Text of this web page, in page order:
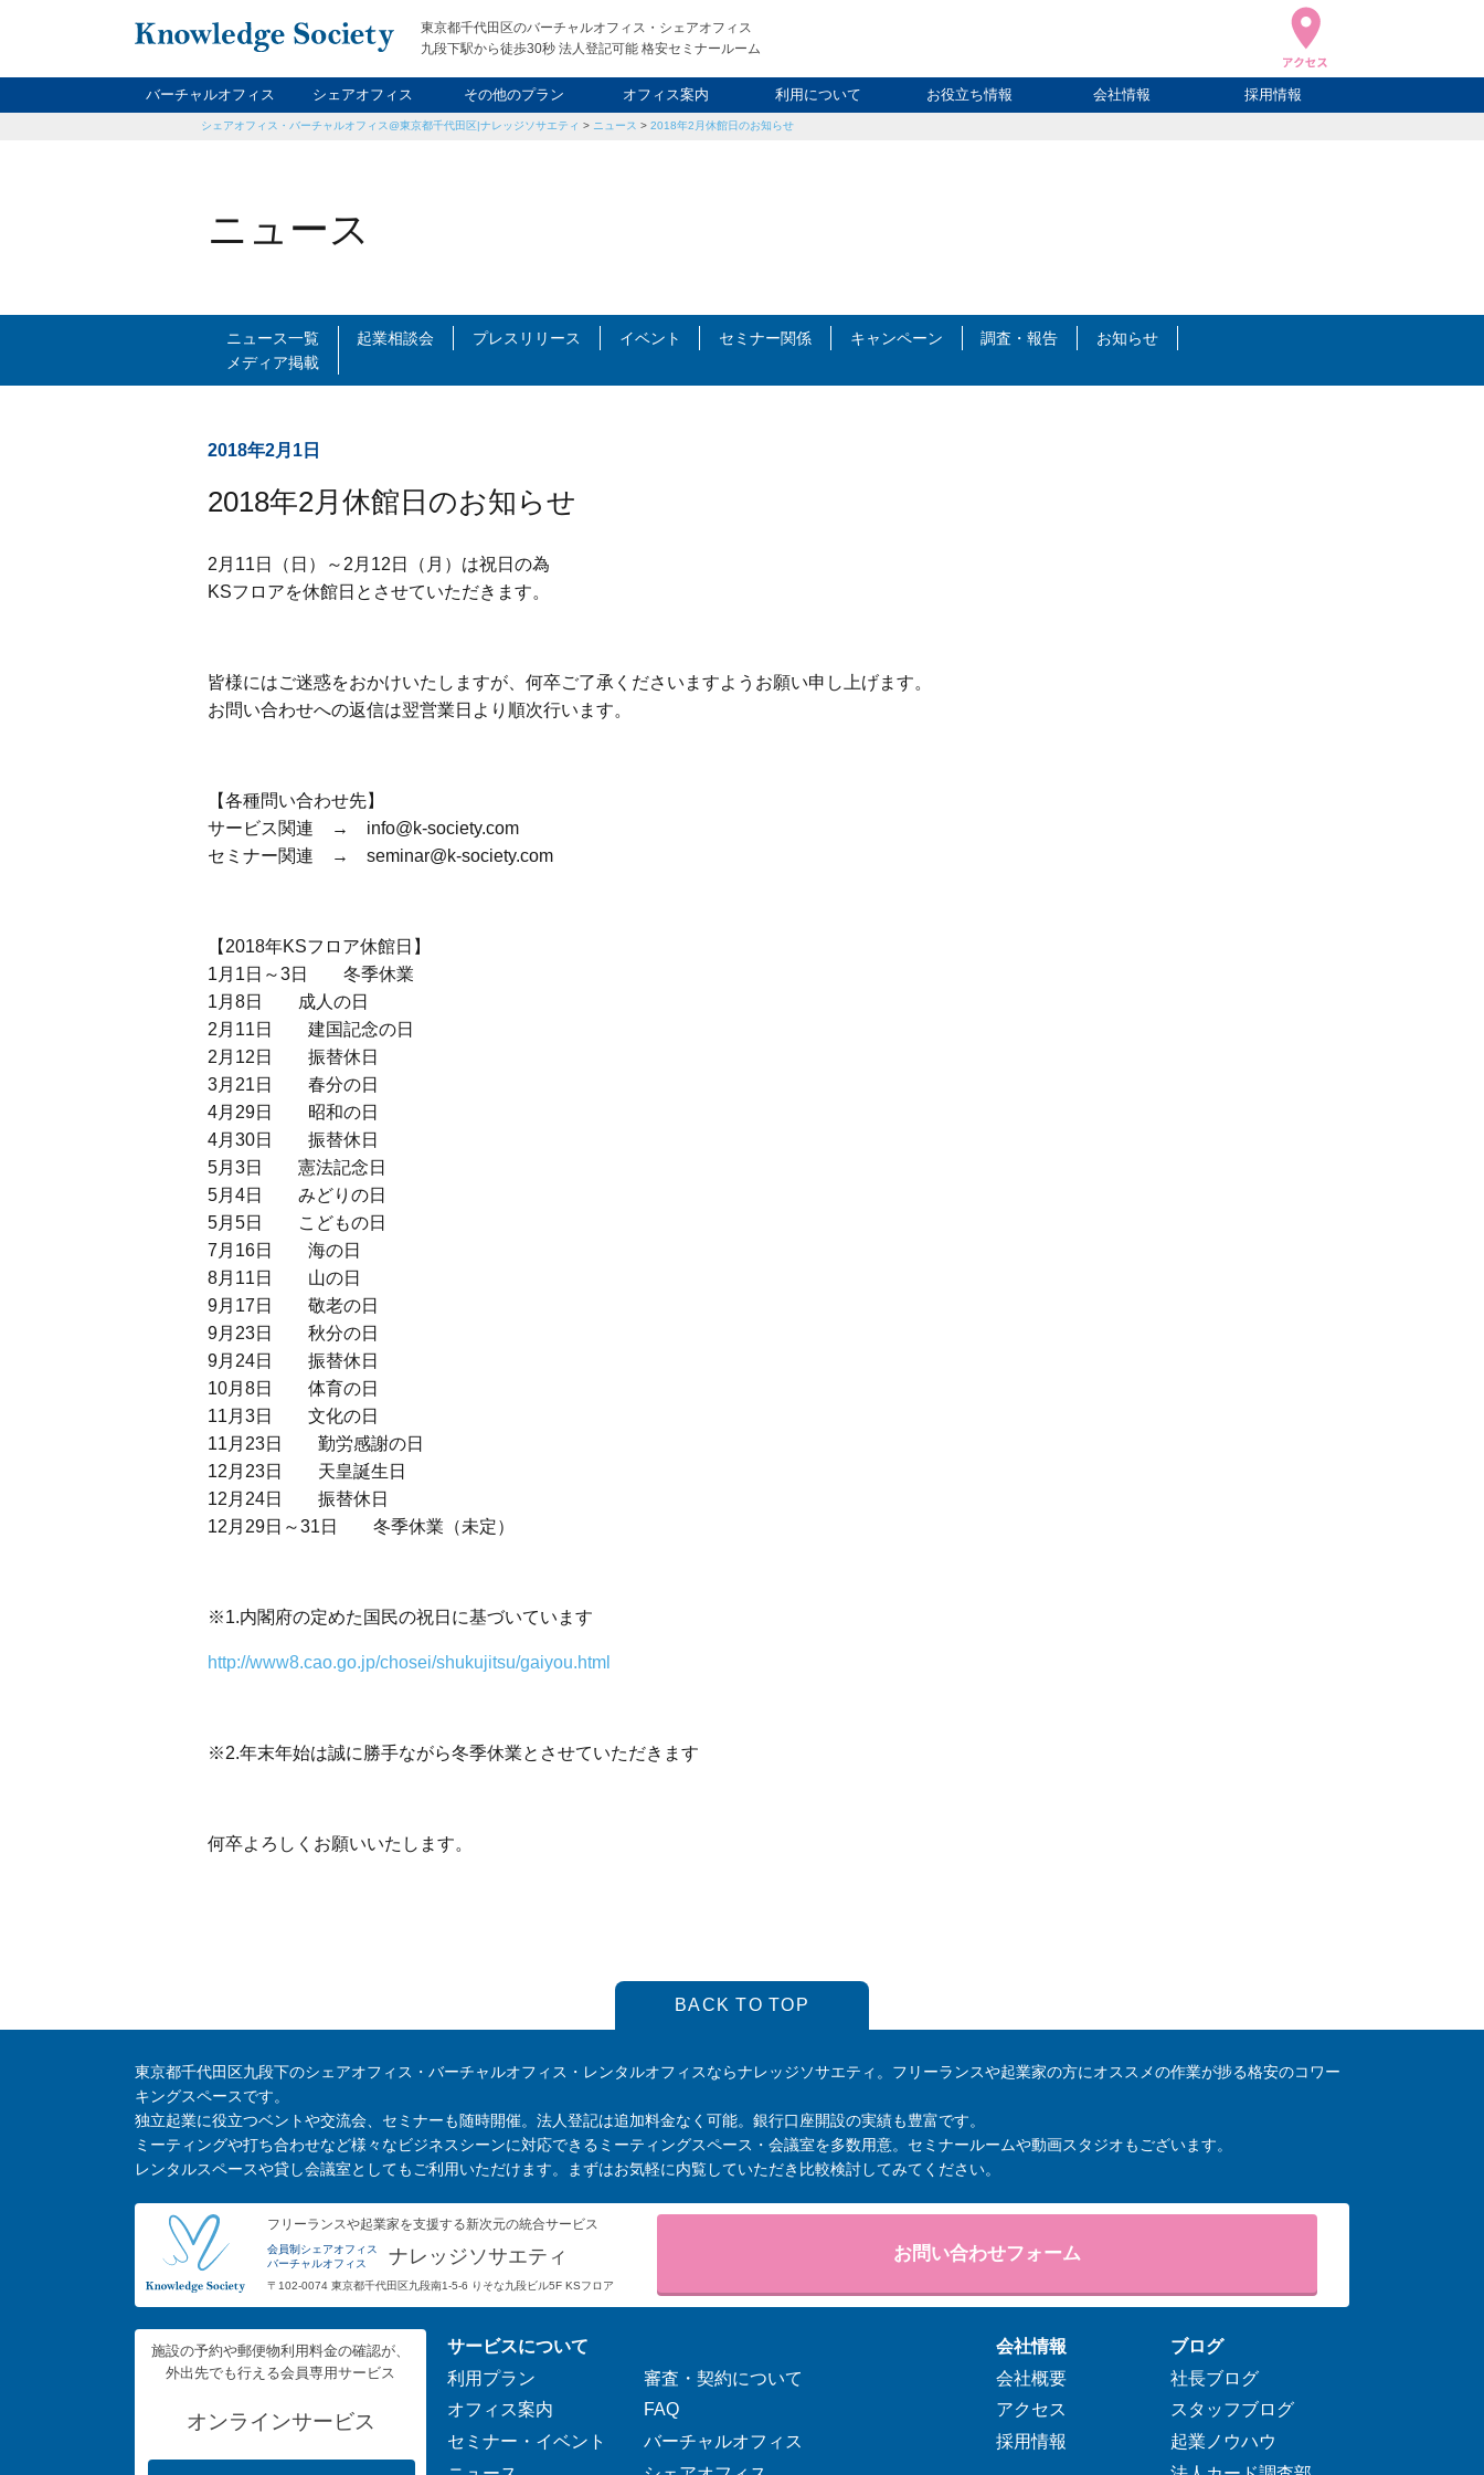
東京都千代田区のバーチャルオフィス・シェアオフィス
九段下駅から徒歩30秒 法人登記可能 格安セミナールーム
バーチャルオフィス シェアオフィス その他のプラン
レンタルオフィス
ナイト&ウィークエンド
貸し会議室
オフィス案内 利用について
利用料金
申込について
お役立ち情報 会社情報 採用情報
シェアオフィス・バーチャルオフィス@東京都千代田区|ナレッジソサエティ > ニュース > 2018年2月休館日のお知らせ
ニュース
ニュース一覧 起業相談会 プレスリリース イベント セミナー関係 キャンペーン 調査・報告
お知らせ
メディア掲載
2018年2月1日
2018年2月休館日のお知らせ
2月11日（日）～2月12日（月）は祝日の為
KSフロアを休館日とさせていただきます。
皆様にはご迷惑をおかけいたしますが、何卒ご了承くださいますようお願い申し上げます。
お問い合わせへの返信は翌営業日より順次行います。
【各種問い合わせ先】
サービス関連 → info@k-society.com
セミナー関連 → seminar@k-society.com
【2018年KSフロア休館日】
1月1日～3日 冬季休業
1月8日 成人の日
2月11日 建国記念の日
2月12日 振替休日
3月21日 春分の日
4月29日 昭和の日
4月30日 振替休日
5月3日 憲法記念日
5月4日 みどりの日
5月5日 こどもの日
7月16日 海の日
8月11日 山の日
9月17日 敬老の日
9月23日 秋分の日
9月24日 振替休日
10月8日 体育の日
11月3日 文化の日
11月23日 勤労感謝の日
12月23日 天皇誕生日
12月24日 振替休日
12月29日～31日 冬季休業（未定）
※1.内閣府の定めた国民の祝日に基づいています
http://www8.cao.go.jp/chosei/shukujitsu/gaiyou.html
※2.年末年始は誠に勝手ながら冬季休業とさせていただきます
何卒よろしくお願いいたします。
BACK TO TOP
東京都千代田区九段下のシェアオフィス・バーチャルオフィス・レンタルオフィスならナレッジソサエティ。フリーランスや起業家の方にオススメの作業が捗る格安のコワー
キングスペースです。
独立起業に役立つベントや交流会、セミナーも随時開催。法人登記は追加料金なく可能。銀行口座開設の実績も豊富です。
ミーティングや打ち合わせなど様々なビジネスシーンに対応できるミーティングスペース・会議室を多数用意。セミナールームや動画スタジオもございます。
レンタルスペースや貸し会議室としてもご利用いただけます。まずはお気軽に内覧していただき比較検討してみてください。
フリーランスや起業家を支援する新次元の統合サービス
会員制シェアオフィス
バーチャルオフィス
ナレッジソサエティ
〒102-0074 東京都千代田区九段南1-5-6 りそな九段ビル5F KSフロア
お問い合わせフォーム
施設の予約や郵便物利用料金の確認が、
外出先でも行える会員専用サービス
オンラインサービス
サービスについて
利用プラン
オフィス案内
セミナー・イベント
審査・契約について
FAQ
バーチャルオフィス
会社情報
会社概要
アクセス
採用情報
ブログ
社長ブログ
スタッフブログ
起業ノウハウ